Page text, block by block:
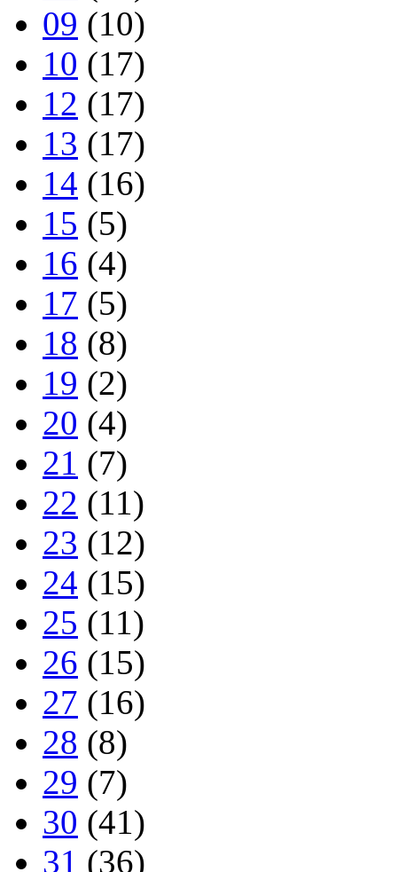
09 (10)
10 (17)
12 (17)
13 (17)
14 (16)
15 (5)
16 (4)
17 (5)
18 (8)
19 (2)
20 (4)
21 (7)
22 (11)
23 (12)
24 (15)
25 (11)
26 (15)
27 (16)
28 (8)
29 (7)
30 (41)
31 (36)